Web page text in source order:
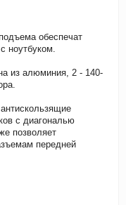
обеспечат
ноутбуком.
из алюминия, 2 - 140-
с диагональю
позволяет
передней